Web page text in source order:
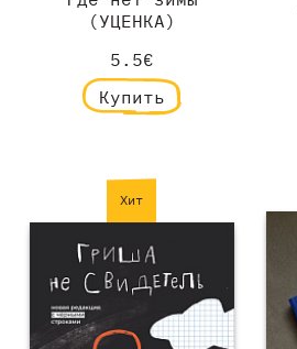
(УЦЕНКА)
5.5€
Купить
Хит